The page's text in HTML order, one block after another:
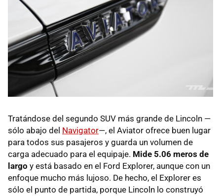
Tratándose del segundo SUV más grande de Lincoln —
sólo abajo del Navigator—, el Aviator ofrece buen lugar
para todos sus pasajeros y guarda un volumen de
carga adecuado para el equipaje. Mide 5.06 meros de
largo y está basado en el Ford Explorer, aunque con un
enfoque mucho más lujoso. De hecho, el Explorer es
sólo el punto de partida, porque Lincoln lo construyó